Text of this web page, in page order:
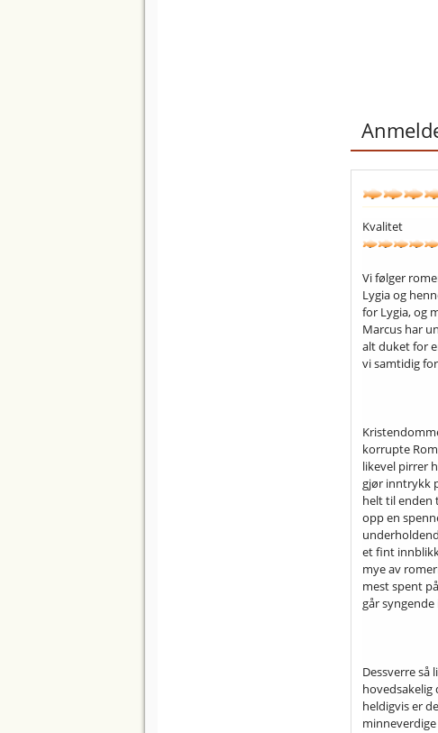
Kvalitet
Vi følger
Lygia og
for Lygia, og
Marcus har
alt duket for
vi samtidig
korrupte
likevel pirrer
gjør inntrykk
helt til enden
opp en
et fint
mye av
mest spent
går
Dessverre så
hovedsakelig
heldigvis er
minneverdige